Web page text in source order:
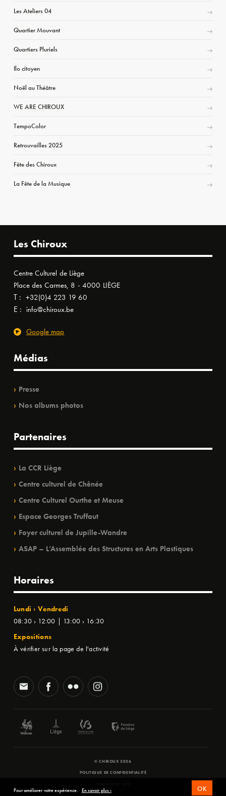
Les Ateliers 04
Quartier Mouvant
Quartiers Pluriels
Ilo citoyen
Noël au Théâtre
WE ARE CHIROUX
TempoColor
Retrouvailles 2025
Fête des Chiroux
La Fête de la Musique
Les Chiroux
Centre Culturel de Liège
Place des Carmes, 8 - 4000 LIÈGE
T : +32(0)4 223 19 60
E : info@chiroux.be
Google map
Médias
Presse
Nos albums photos
Partenaires
La CCR Liège
Centre culturel de Chênée
Centre Culturel Ourthe et Meuse
Espace Georges Truffaut
Foyer culturel de Jupille-Wandre
ASAP – L’Assemblée des Structures en Arts Plastiques
Horaires
Lundi › Vendredi
08:30 › 12:00 | 13:00 › 16:30
Expositions
À vérifier sur la page de l'activité
© CHIROUX 2026
POLITIQUE DE CONFIDENTIALITÉ
Pour améliorer votre expérience. En savoir plus › OK